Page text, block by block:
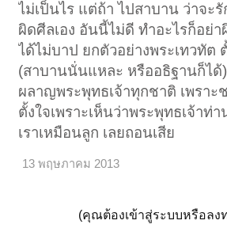
ไม่เป็นไร แต่ถ้า ไปสาบาน ว่าจะ
ผิดศีลเอง อันนี้ไม่ดี ทําอะไรก็อย่
ได้ไม่บาป ยกตัวอย่างพระเทวทัต
(สาบานนั่นแหละ หรืออธิฐานก็ได้)
ผลาญพระพุทธเจ้าทุกชาติ เพราะ
ตั้งใจเพราะเห็นว่าพระพุทธเจ้าท่
เราเหมือนลูก เลยถอนเสีย
13 พฤษภาคม 2013
(คุณต้องเข้าสู่ระบบหรือลง